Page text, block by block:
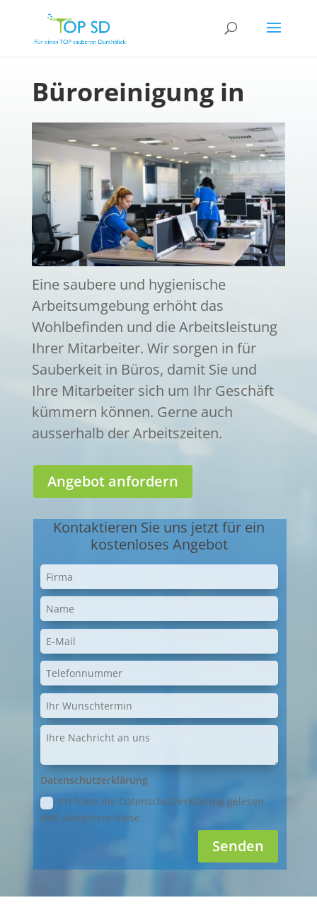
Büroreinigung in
Eine saubere und hygienische
Arbeitsumgebung erhöht das
Wohlbefinden und die Arbeitsleistung
Ihrer Mitarbeiter. Wir sorgen in für
Sauberkeit in Büros, damit Sie und
Ihre Mitarbeiter sich um Ihr Geschäft
kümmern können. Gerne auch
ausserhalb der Arbeitszeiten.
Angebot anfordern
Kontaktieren Sie uns jetzt für ein
kostenloses Angebot
Datenschutzerklärung
Ich habe die Datenschutzerklärung gelesen
und akzeptiere diese.
Senden